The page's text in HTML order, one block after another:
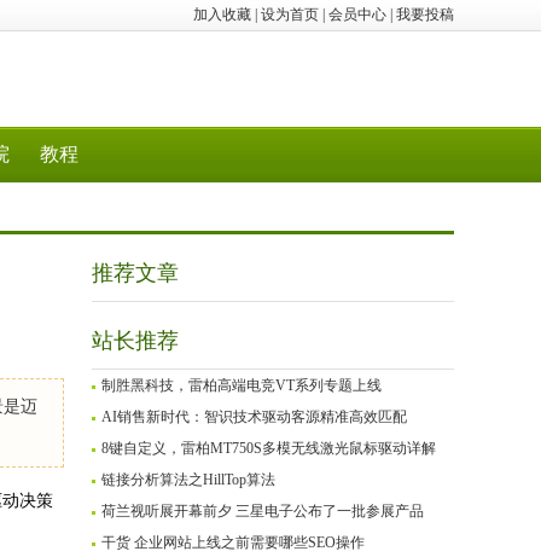
加入收藏 设为首页 会员中心 我要投稿
教程
迈
决策
推荐文章
站长推荐
制胜黑科技，雷柏高端电竞VT系列专题上线
AI销售新时代：智识技术驱动客源精准高效匹配
8键自定义，雷柏MT750S多模无线激光鼠标驱动详解
链接分析算法之HillTop算法
荷兰视听展开幕前夕 三星电子公布了一批参展产品
干货 企业网站上线之前需要哪些SEO操作